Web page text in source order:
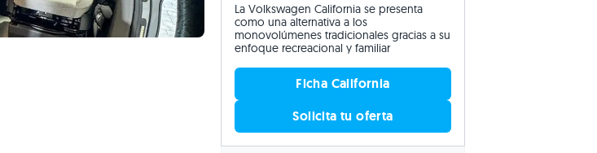
La Volkswagen California se presenta
como una alternativa a los
monovolúmenes tradicionales gracias a su
enfoque recreacional y familiar
Ficha California
Solicita tu oferta